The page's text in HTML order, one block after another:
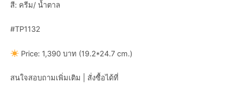
สี: ครีม/ น้ำตาล
#TP1132
Price: 1,390 บาท (19.2*24.7 cm.)
สนใจสอบถามเพิ่มเติม | สั่งซื้อได้ที่